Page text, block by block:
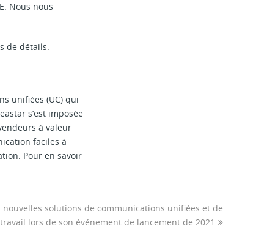
Nous nous
de détails.
unifiées (UC) qui
s’est imposée
à valeur
faciles à
Pour en savoir
nouvelles solutions de communications unifiées et de
lors de son événement de lancement de 2021